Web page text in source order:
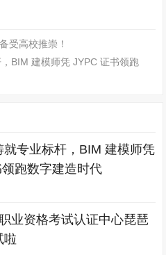
受高校推崇！
BIM 建模师凭 JYPC 证书领跑
就专业标杆，BIM 建模师凭
跑数字建造时代
业资格考试认证中心琵琶
啦